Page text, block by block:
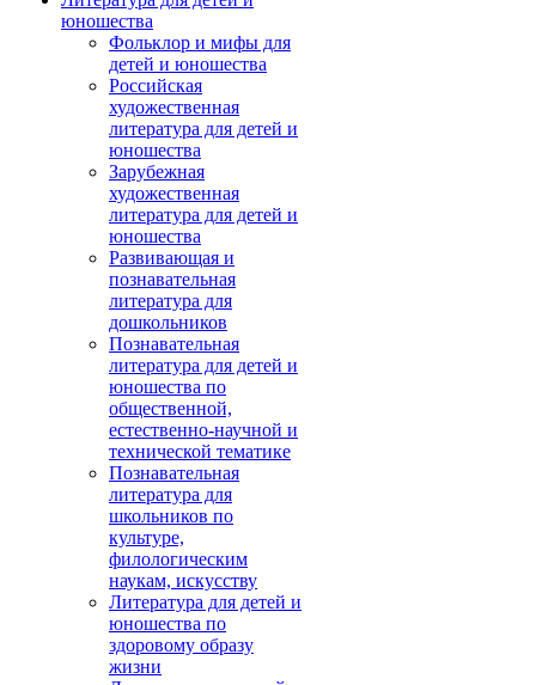
юношества
Фольклор и мифы для
детей и юношества
Российская
художественная
литература для детей и
юношества
Зарубежная
художественная
литература для детей и
юношества
Развивающая и
познавательная
литература для
дошкольников
Познавательная
литература для детей и
юношества по
общественной,
естественно-научной и
технической тематике
Познавательная
литература для
школьников по
культуре,
филологическим
наукам, искусству
Литература для детей и
юношества по
здоровому образу
жизни